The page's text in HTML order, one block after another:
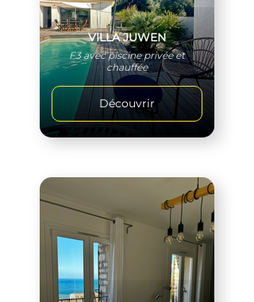
VILLA JUWEN
F3 avec piscine privée et
chauffée
Découvrir